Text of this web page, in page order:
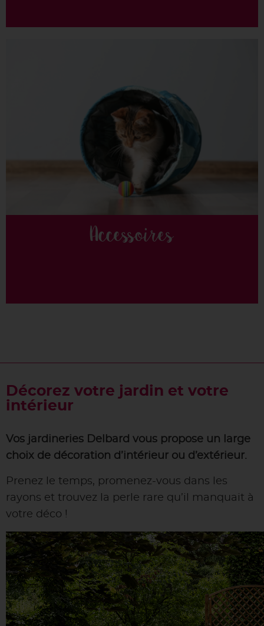
Accessoires
Décorez votre jardin et votre
intérieur
Vos jardineries Delbard vous propose un large
choix de décoration d’intérieur ou d’extérieur.
Prenez le temps, promenez-vous dans les
rayons et trouvez la perle rare qu’il manquait à
votre déco !